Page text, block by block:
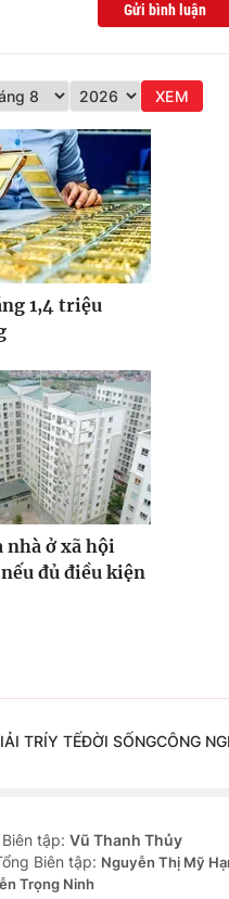
Gửi bình luận
XEM
1,4 triệu
nhà ở xã hội
đủ điều kiện
TRÍY TẾĐỜI SỐNGCÔNG
tập: Vũ Thanh Thủy
Biên tập: Nguyễn Thị Mỹ
Trọng Ninh